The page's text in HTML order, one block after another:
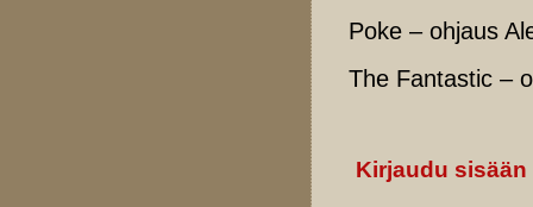
Poke – ohjaus
The Fantastic –
Kirjaudu sisään